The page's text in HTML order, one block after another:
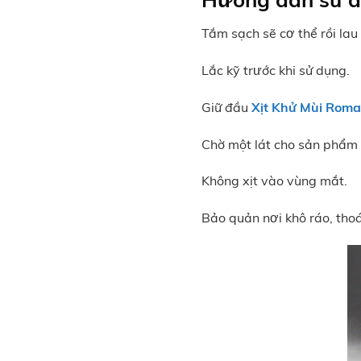
Tắm sạch sẽ cơ thể rồi lau
Lắc kỹ trước khi sử dụng.
Giữ đầuXịt Khử Mùi
Chờ một lát cho sản
Không xịt vào vùng mắt.
Bảo quản nơi khô ráo,